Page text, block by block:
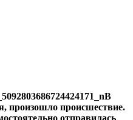
В
произошло происшествие.
отправилась